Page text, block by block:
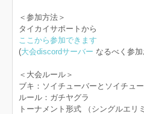
＜参加方法＞
タイカイサポートから
ここから参加できます
(大会discordサーバー なるべく参
＜大会ルール＞
ブキ：ソイチューバーとソイチュ
ルール：ガチヤグラ
トーナメント形式 （シングルエリ